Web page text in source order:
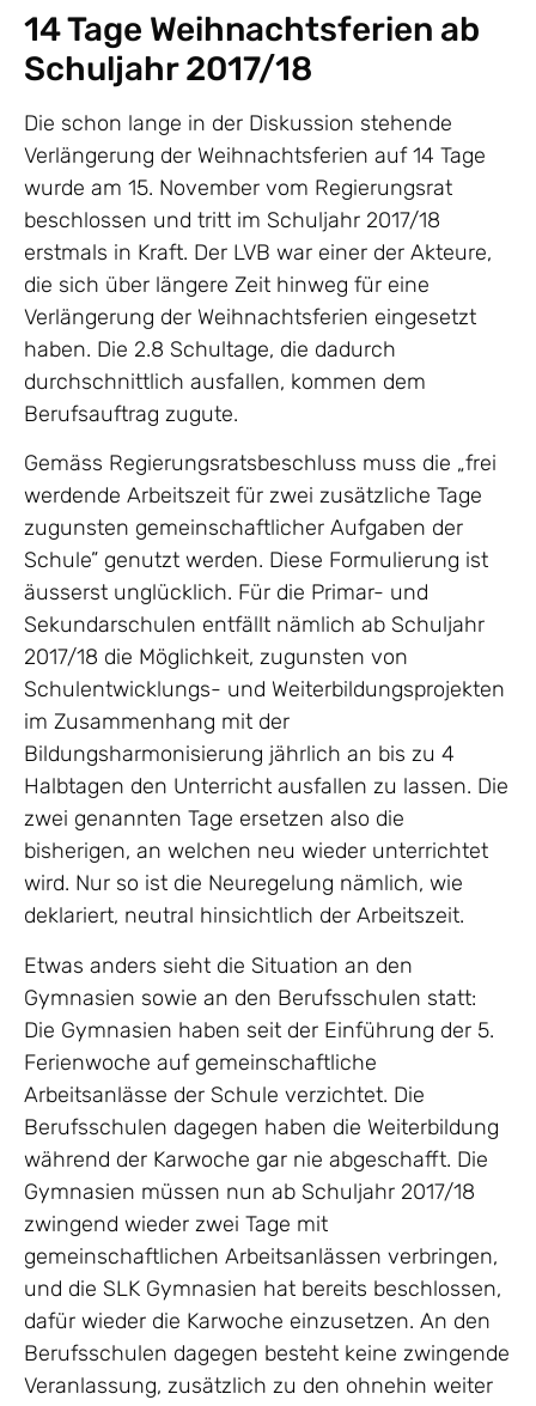
14 Tage Weihnachtsferien ab
Schuljahr 2017/18
Die schon lange in der Diskussion stehende
Verlängerung der Weihnachtsferien auf 14 Tage
wurde am 15. November vom Regierungsrat
beschlossen und tritt im Schuljahr 2017/18
erstmals in Kraft. Der LVB war einer der Akteure,
die sich über längere Zeit hinweg für eine
Verlängerung der Weihnachtsferien eingesetzt
haben. Die 2.8 Schultage, die dadurch
durchschnittlich ausfallen, kommen dem
Berufsauftrag zugute.
Gemäss Regierungsratsbeschluss muss die „frei
werdende Arbeitszeit für zwei zusätzliche Tage
zugunsten gemeinschaftlicher Aufgaben der
Schule” genutzt werden. Diese Formulierung ist
äusserst unglücklich. Für die Primar- und
Sekundarschulen entfällt nämlich ab Schuljahr
2017/18 die Möglichkeit, zugunsten von
Schulentwicklungs- und Weiterbildungsprojekten
im Zusammenhang mit der
Bildungsharmonisierung jährlich an bis zu 4
Halbtagen den Unterricht ausfallen zu lassen. Die
zwei genannten Tage ersetzen also die
bisherigen, an welchen neu wieder unterrichtet
wird. Nur so ist die Neuregelung nämlich, wie
deklariert, neutral hinsichtlich der Arbeitszeit.
Etwas anders sieht die Situation an den
Gymnasien sowie an den Berufsschulen statt:
Die Gymnasien haben seit der Einführung der 5.
Ferienwoche auf gemeinschaftliche
Arbeitsanlässe der Schule verzichtet. Die
Berufsschulen dagegen haben die Weiterbildung
während der Karwoche gar nie abgeschafft. Die
Gymnasien müssen nun ab Schuljahr 2017/18
zwingend wieder zwei Tage mit
gemeinschaftlichen Arbeitsanlässen verbringen,
und die SLK Gymnasien hat bereits beschlossen,
dafür wieder die Karwoche einzusetzen. An den
Berufsschulen dagegen besteht keine zwingende
Veranlassung, zusätzlich zu den ohnehin weiter